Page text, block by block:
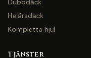
Dubbdäck
Helårsdäck
Kompletta hjul
Tjänster